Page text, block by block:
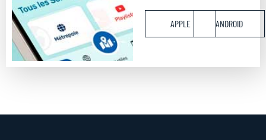
APPLE ANDROID